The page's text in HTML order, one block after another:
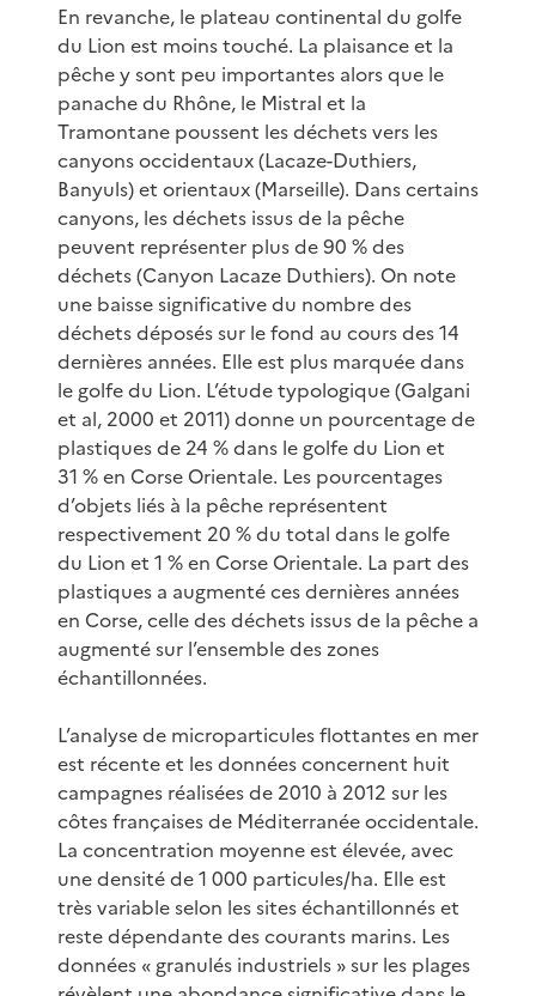
En revanche, le plateau continental du golfe
du Lion est moins touché. La plaisance et la
pêche y sont peu importantes alors que le
panache du Rhône, le Mistral et la
Tramontane poussent les déchets vers les
canyons occidentaux (Lacaze-Duthiers,
Banyuls) et orientaux (Marseille). Dans certains
canyons, les déchets issus de la pêche
peuvent représenter plus de 90 % des
déchets (Canyon Lacaze Duthiers). On note
une baisse significative du nombre des
déchets déposés sur le fond au cours des 14
dernières années. Elle est plus marquée dans
le golfe du Lion. L’étude typologique (Galgani
et al, 2000 et 2011) donne un pourcentage de
plastiques de 24 % dans le golfe du Lion et
31 % en Corse Orientale. Les pourcentages
d’objets liés à la pêche représentent
respectivement 20 % du total dans le golfe
du Lion et 1 % en Corse Orientale. La part des
plastiques a augmenté ces dernières années
en Corse, celle des déchets issus de la pêche a
augmenté sur l’ensemble des zones
échantillonnées.
L’analyse de microparticules flottantes en mer
est récente et les données concernent huit
campagnes réalisées de 2010 à 2012 sur les
côtes françaises de Méditerranée occidentale.
La concentration moyenne est élevée, avec
une densité de 1 000 particules/ha. Elle est
très variable selon les sites échantillonnés et
reste dépendante des courants marins. Les
données « granulés industriels » sur les plages